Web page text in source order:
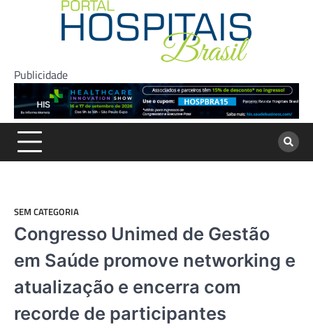
Publicidade
SEM CATEGORIA
Congresso Unimed de Gestão
em Saúde promove networking e
atualização e encerra com
recorde de participantes